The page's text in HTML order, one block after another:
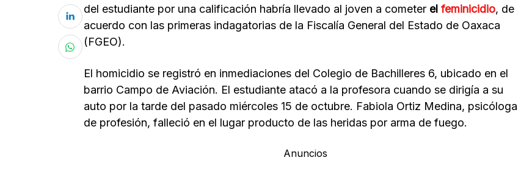
del estudiante por una calificación habría llevado al joven a cometer el feminicidio, de
acuerdo con las primeras indagatorias de la Fiscalía General del Estado de Oaxaca
(FGEO).
El homicidio se registró en inmediaciones del Colegio de Bachilleres 6, ubicado en el
barrio Campo de Aviación. El estudiante atacó a la profesora cuando se dirigía a su
auto por la tarde del pasado miércoles 15 de octubre. Fabiola Ortiz Medina, psicóloga
de profesión, falleció en el lugar producto de las heridas por arma de fuego.
Anuncios